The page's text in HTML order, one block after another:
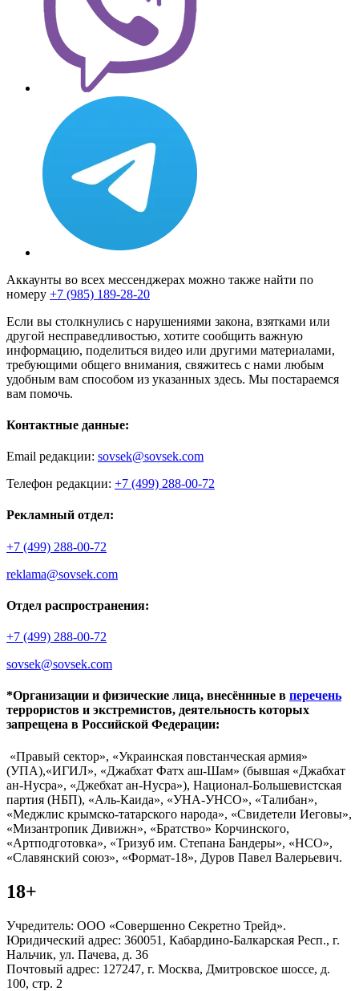
Аккаунты во всех мессенджерах можно также найти по
номеру +7 (985) 189-28-20
Если вы столкнулись с нарушениями закона, взятками или
другой несправедливостью, хотите сообщить важную
информацию, поделиться видео или другими материалами,
требующими общего внимания, свяжитесь с нами любым
удобным вам способом из указанных здесь. Мы постараемся
вам помочь.
Контактные данные:
Email редакции: sovsek@sovsek.com
Телефон редакции: +7 (499) 288-00-72
Рекламный отдел:
+7 (499) 288-00-72
reklama@sovsek.com
Отдел распространения:
+7 (499) 288-00-72
sovsek@sovsek.com
*Организации и физические лица, внесённные в перечень
террористов и экстремистов, деятельность которых
запрещена в Российской Федерации:
«Правый сектор», «Украинская повстанческая армия»
(УПА),«ИГИЛ», «Джабхат Фатх аш-Шам» (бывшая «Джабхат
ан-Нусра», «Джебхат ан-Нусра»), Национал-Большевистская
партия (НБП), «Аль-Каида», «УНА-УНСО», «Талибан»,
«Меджлис крымско-татарского народа», «Свидетели Иеговы»,
«Мизантропик Дивижн», «Братство» Корчинского,
«Артподготовка», «Тризуб им. Степана Бандеры», «НСО»,
«Славянский союз», «Формат-18», Дуров Павел Валерьевич.
18+
Учредитель: ООО «Совершенно Секретно Трейд».
Юридический адрес: 360051, Кабардино-Балкарская Респ., г.
Нальчик, ул. Пачева, д. 36
Почтовый адрес: 127247, г. Москва, Дмитровское шоссе, д.
100, стр. 2